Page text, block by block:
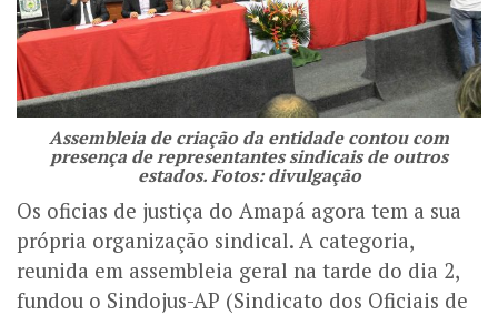
Assembleia de criação da entidade contou com
presença de representantes sindicais de outros
estados. Fotos: divulgação
Os oficias de justiça do Amapá agora tem a sua
própria organização sindical. A categoria,
reunida em assembleia geral na tarde do dia 2,
fundou o Sindojus-AP (Sindicato dos Oficiais de